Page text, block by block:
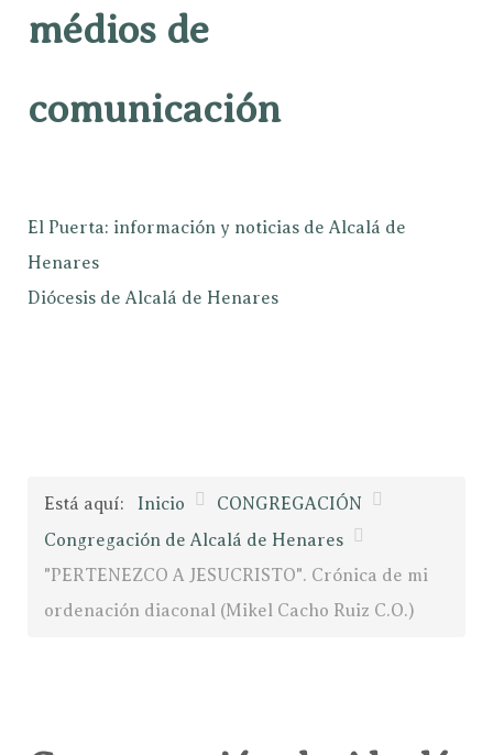
médios de
comunicación
El Puerta: información y noticias de Alcalá de
Henares
Diócesis de Alcalá de Henares
Está aquí: Inicio
CONGREGACIÓN
Congregación de Alcalá de Henares
"PERTENEZCO A JESUCRISTO". Crónica de mi
ordenación diaconal (Mikel Cacho Ruiz C.O.)